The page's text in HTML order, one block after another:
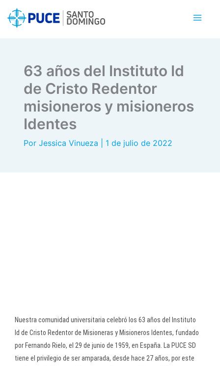
63 años del Instituto Id
de Cristo Redentor
misioneros y misioneros
Identes
Por Jessica Vinueza 1 de julio de 2022
Nuestra comunidad universitaria celebró los 63 años del Instituto
Id de Cristo Redentor de Misioneras y Misioneros Identes, fundado
por Fernando Rielo, el 29 de junio de 1959, en España. La PUCE SD
tiene el privilegio de ser amparada, desde hace 27 años, por este